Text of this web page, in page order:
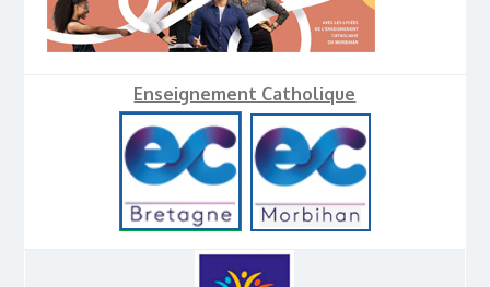
Enseignement Catholique